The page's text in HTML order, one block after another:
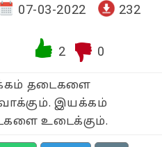
07-03-2022 232
2 0
தடைகளை
இயக்கம்
உடைக்கும்.